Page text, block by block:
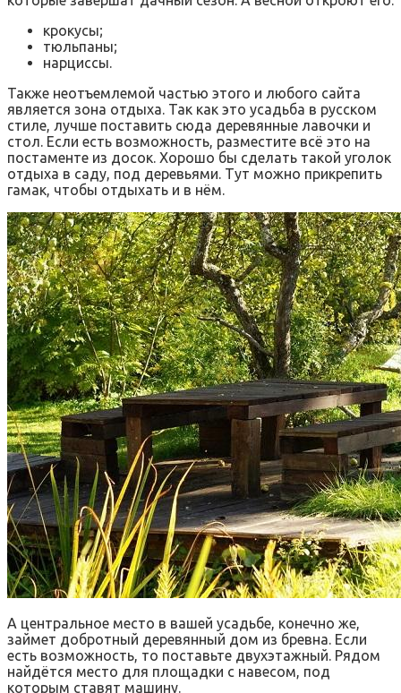
крокусы;
тюльпаны;
нарциссы.
Также неотъемлемой частью этого и любого сайта
является зона отдыха. Так как это усадьба в русском
стиле, лучше поставить сюда деревянные лавочки и
стол. Если есть возможность, разместите всё это на
постаменте из досок. Хорошо бы сделать такой уголок
отдыха в саду, под деревьями. Тут можно прикрепить
гамак, чтобы отдыхать и в нём.
А центральное место в вашей усадьбе, конечно же,
займет добротный деревянный дом из бревна. Если
есть возможность, то поставьте двухэтажный. Рядом
найдётся место для площадки с навесом, под
которым ставят машину.